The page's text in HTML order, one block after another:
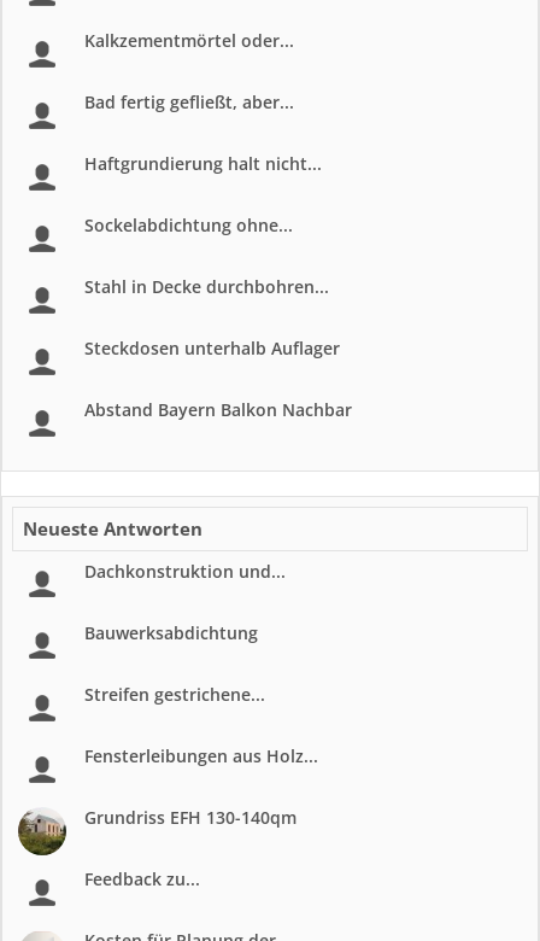
Kalkzementmörtel oder...
Bad fertig gefließt, aber...
Haftgrundierung halt nicht...
Sockelabdichtung ohne...
Stahl in Decke durchbohren...
Steckdosen unterhalb Auflager
Abstand Bayern Balkon Nachbar
Neueste Antworten
Dachkonstruktion und...
Bauwerksabdichtung
Streifen gestrichene...
Fensterleibungen aus Holz...
Grundriss EFH 130-140qm
Feedback zu...